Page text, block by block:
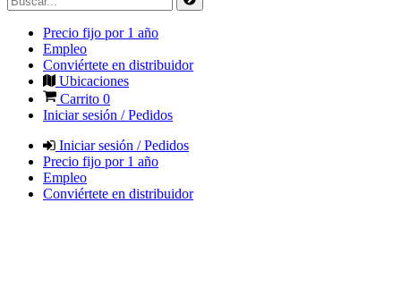
Precio fijo por 1 año
Empleo
Conviértete en distribuidor
Ubicaciones
Carrito 0
Iniciar sesión / Pedidos
Iniciar sesión / Pedidos
Precio fijo por 1 año
Empleo
Conviértete en distribuidor